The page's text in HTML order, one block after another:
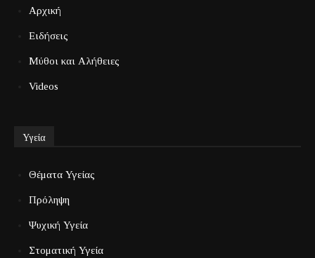
Αρχική
Ειδήσεις
Μύθοι και Αλήθειες
Videos
Υγεία
Θέματα Υγείας
Πρόληψη
Ψυχική Υγεία
Στοματική Υγεία